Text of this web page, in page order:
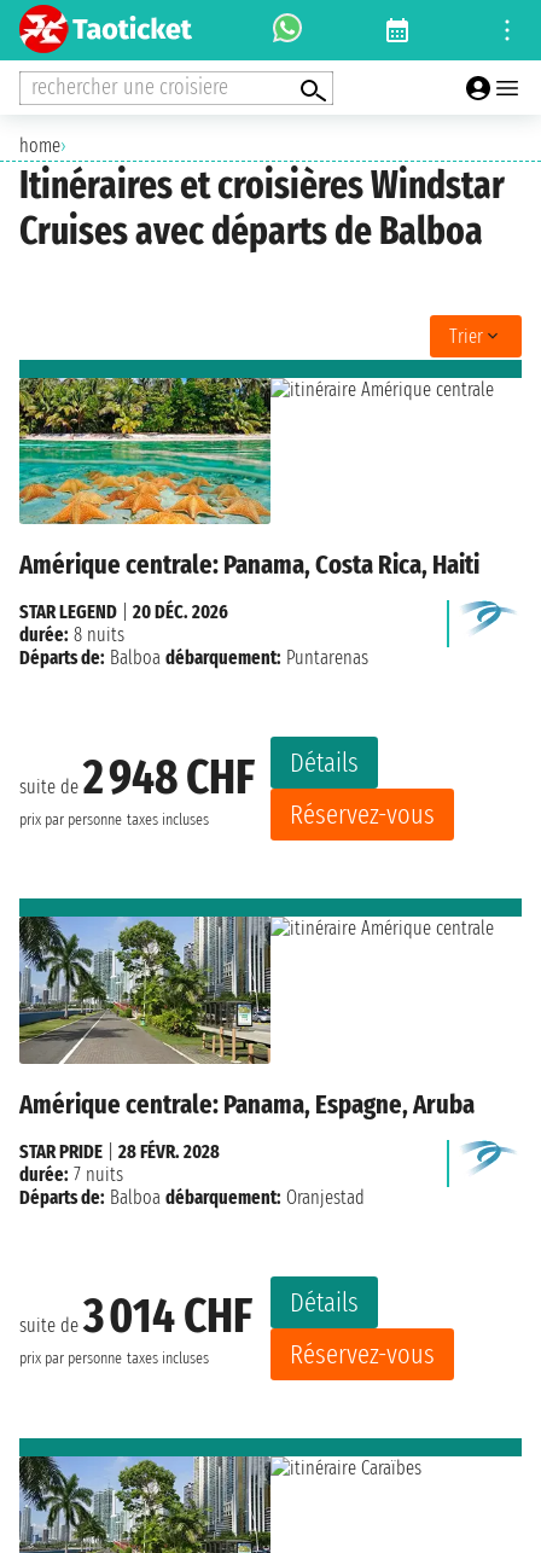
rechercher une croisiere
home›
Itinéraires et croisières Windstar
Cruises avec départs de Balboa
Trier
Amérique centrale: Panama, Costa Rica, Haiti
suite de 2 948 CHF
prix par personne taxes incluses
Détails
Réservez-vous
STAR LEGEND
20 DÉC. 2026
durée: 8 nuits
Départs de: Balboa débarquement: Puntarenas
Amérique centrale: Panama, Espagne, Aruba
suite de3 014 CHF
prix par personne taxes incluses
Détails
Réservez-vous
STAR PRIDE
28 FÉVR. 2028
durée: 7 nuits
Départs de: Balboa débarquement: Oranjestad